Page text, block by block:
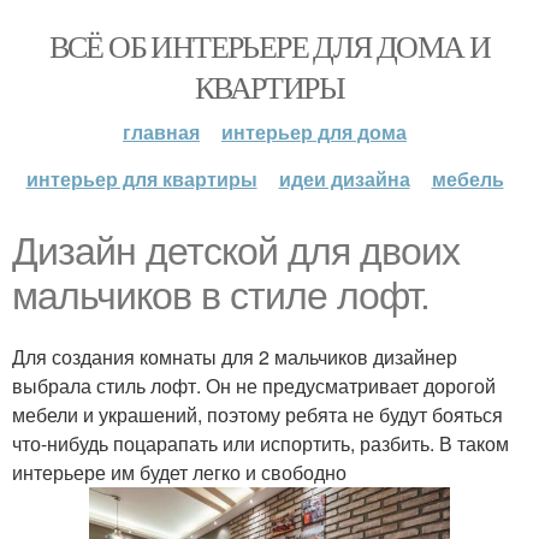
ВСЁ ОБ ИНТЕРЬЕРЕ ДЛЯ ДОМА И
КВАРТИРЫ
главная
интерьер для дома
интерьер для квартиры
идеи дизайна мебель
Дизайн детской для двоих
мальчиков в стиле лофт.
Для создания комнаты для 2 мальчиков дизайнер
выбрала стиль лофт. Он не предусматривает дорогой
мебели и украшений, поэтому ребята не будут бояться
что-нибудь поцарапать или испортить, разбить. В таком
интерьере им будет легко и свободно